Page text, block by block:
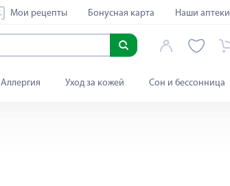
Мои рецепты Бонусная карта Наши аптеки
Аллергия Уход за кожей Сон и бессонница